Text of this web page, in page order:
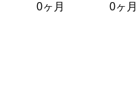
0ヶ月 0ヶ月